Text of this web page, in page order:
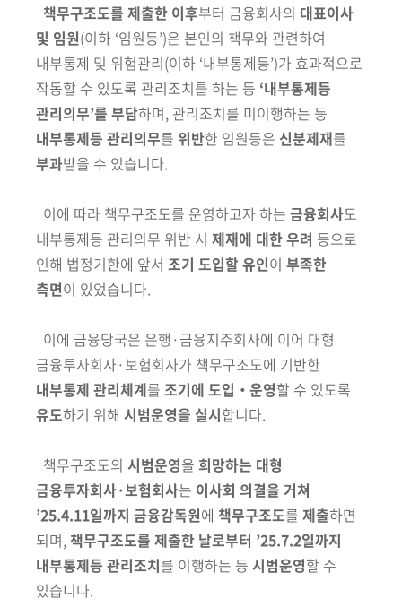
책무구조도를 제출한 이후부터 금융회사의 대표이사
및 임원(이하 ‘임원등’)은 본인의 책무와 관련하여
내부통제 및 위험관리(이하 ‘내부통제등’)가 효과적으로
작동할 수 있도록 관리조치를 하는 등 ‘내부통제등
관리의무’를 부담하며, 관리조치를 미이행하는 등
내부통제등 관리의무를 위반한 임원등은 신분제재를
부과받을 수 있습니다.
이에 따라 책무구조도를 운영하고자 하는 금융회사도
내부통제등 관리의무 위반 시 제재에 대한 우려 등으로
인해 법정기한에 앞서 조기 도입할 유인이 부족한
측면이 있었습니다.
이에 금융당국은 은행·금융지주회사에 이어 대형
금융투자회사·보험회사가 책무구조도에 기반한
내부통제 관리체계를 조기에 도입‧운영할 수 있도록
유도하기 위해 시범운영을 실시합니다.
책무구조도의 시범운영을 희망하는 대형
금융투자회사·보험회사는 이사회 의결을 거쳐
’25.4.11일까지 금융감독원에 책무구조도를 제출하면
되며, 책무구조도를 제출한 날로부터 ’25.7.2일까지
내부통제등 관리조치를 이행하는 등 시범운영할 수
있습니다.